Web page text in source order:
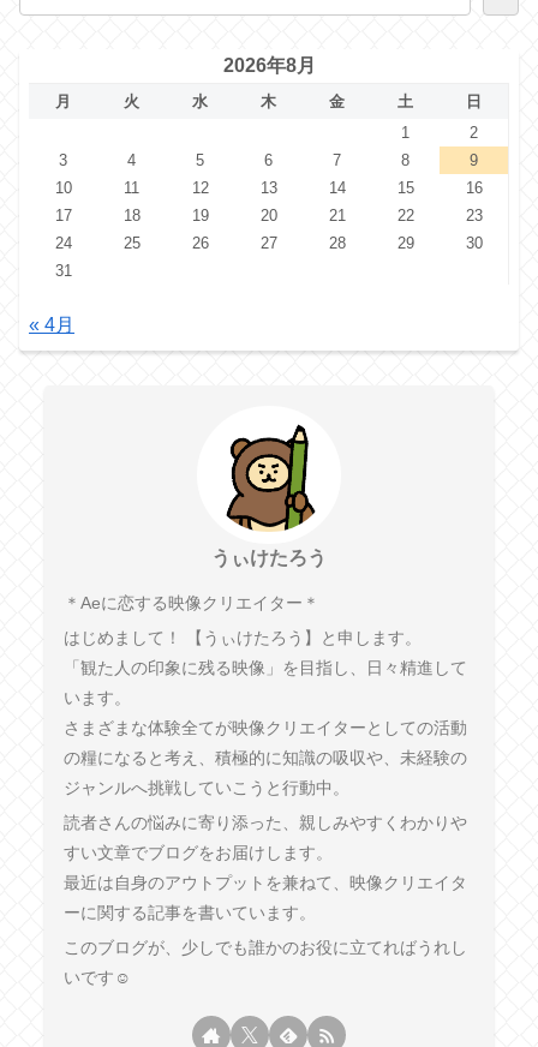
2026年8月
月 火 水 木 金 土
日
1
2
3
4 5 6 7 8
9
10
11 12 13 14 15
16
17
18 19 20 21 22
23
24
25 26 27 28 29
30
31
« 4月
うぃけたろう
︎＊︎Aeに恋する映像クリエイター＊
はじめまして！ 【うぃけたろう】と申します。
「観た人の印象に残る映像」を目指し、日々精進して
います。
さまざまな体験全てが映像クリエイターとしての活動
の糧になると考え、積極的に知識の吸収や、未経験の
ジャンルへ挑戦していこうと行動中。
読者さんの悩みに寄り添った、親しみやすくわかりや
すい文章でブログをお届けします。
最近は自身のアウトプットを兼ねて、映像クリエイタ
ーに関する記事を書いています。
このブログが、少しでも誰かのお役に立てればうれし
いです☺︎